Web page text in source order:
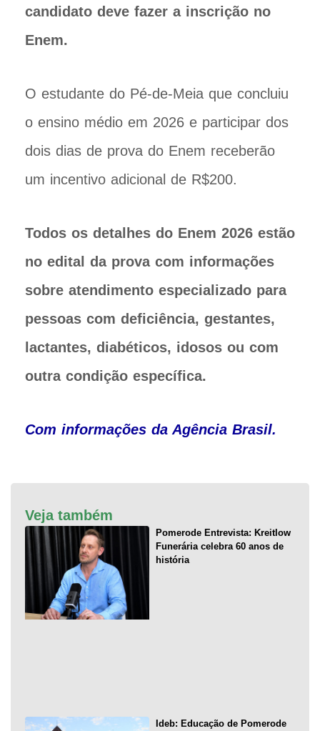
candidato deve fazer a inscrição no
Enem.
O estudante do Pé-de-Meia que concluiu
o ensino médio em 2026 e participar dos
dois dias de prova do Enem receberão
um incentivo adicional de R$200.
Todos os detalhes do Enem 2026 estão
no edital da prova com informações
sobre atendimento especializado para
pessoas com deficiência, gestantes,
lactantes, diabéticos, idosos ou com
outra condição específica.
Com informações da Agência Brasil.
Veja também
Pomerode Entrevista: Kreitlow
Funerária celebra 60 anos de
história
Ideb: Educação de Pomerode